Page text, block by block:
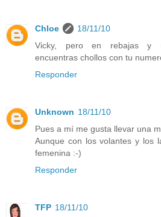
Chloe
18/11/10
Vicky, pero en rebajas y
encuentras chollos con tu
Responder
Unknown 18/11/10
Pues a mí me gusta llevar una
Aunque con los volantes y los
femenina :-)
Responder
TFP 18/11/10